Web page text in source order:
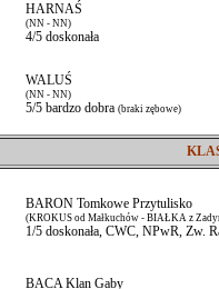
HARNAŚ
(NN - NN)
4/5 doskonała
WALUŚ
(NN - NN)
5/5 bardzo dobra (braki zębowe)
BARON Tomkowe Przytulisko
(KROKUS od Małkuchów - BIAŁKA z
1/5 doskonała, CWC, NPwR, Zw.
BACA Klan Gaby